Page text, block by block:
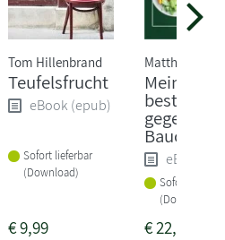
Tom Hillenbrand
Teufelsfrucht
eBook (epub)
Sofort lieferbar
(Download)
€9,99
Matthias Riedl
Meine 80
besten
gegen
Bauchfett
eBook
Sofort
(Download)
€22,99